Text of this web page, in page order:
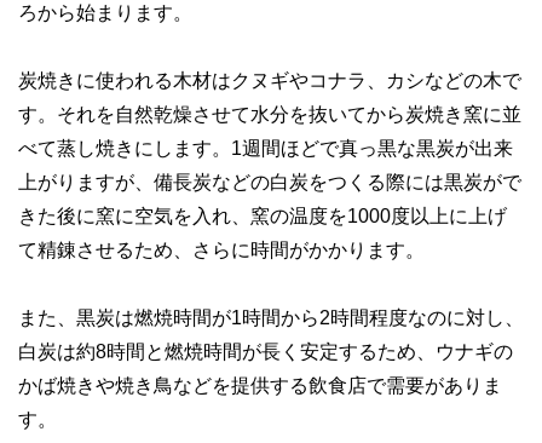
ろから始まります。
炭焼きに使われる木材はクヌギやコナラ、カシなどの木で
す。それを自然乾燥させて水分を抜いてから炭焼き窯に並
べて蒸し焼きにします。1週間ほどで真っ黒な黒炭が出来
上がりますが、備長炭などの白炭をつくる際には黒炭がで
きた後に窯に空気を入れ、窯の温度を1000度以上に上げ
て精錬させるため、さらに時間がかかります。
また、黒炭は燃焼時間が1時間から2時間程度なのに対し、
白炭は約8時間と燃焼時間が長く安定するため、ウナギの
かば焼きや焼き鳥などを提供する飲食店で需要がありま
す。